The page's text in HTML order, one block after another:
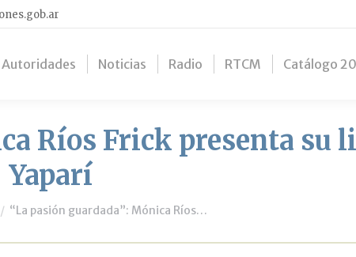
Autoridades Noticias Radio RTCM Catálogo
Ríos Frick presenta su
Yaparí
“La pasión guardada”: Mónica Ríos…